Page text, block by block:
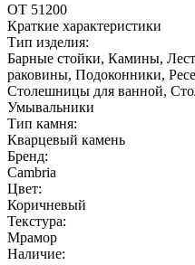
ОТ 51200
Краткие характеристики
Тип изделия:
Барные стойки, Камины,
раковины, Подоконники,
Столешницы для ванной,
Умывальники
Тип камня:
Кварцевый камень
Бренд:
Cambria
Цвет:
Коричневый
Текстура:
Мрамор
Наличие: